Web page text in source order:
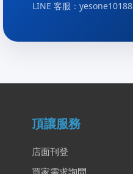
LINE 客服：yesone10188
頂讓服務
店面刊登
買家需求詢問